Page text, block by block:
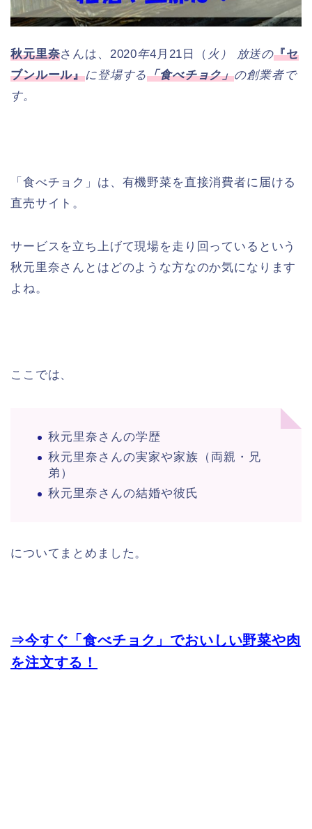
秋元里奈さんは、2020年4月21日（ 火） 放送の『セ
ブンルール』に登場する「食べチョク」の創業者で
す。
「食べチョク」は、有機野菜を直接消費者に届ける
直売サイト。
サービスを立ち上げて現場を走り回っているという
秋元里奈さんとはどのような方なのか気になります
よね。
ここでは、
秋元里奈さんの学歴
秋元里奈さんの実家や家族（両親・兄
弟）
秋元里奈さんの結婚や彼氏
についてまとめました。
⇒今すぐ「食べチョク」でおいしい野菜や肉
を注文する！